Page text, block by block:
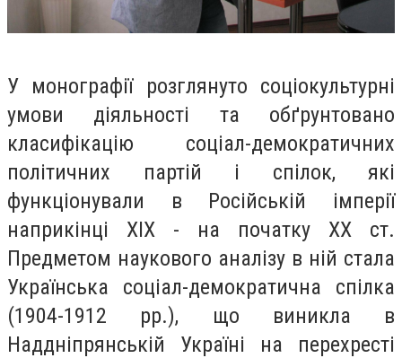
У монографії розглянуто соціокультурні
умови діяльності та обґрунтовано
класифікацію соціал-демократичних
політичних партій і спілок, які
функціонували в Російській імперії
наприкінці XIX - на початку XX ст.
Предметом наукового аналізу в ній стала
Українська соціал-демократична спілка
(1904-1912 рр.), що виникла в
Наддніпрянській Україні на перехресті